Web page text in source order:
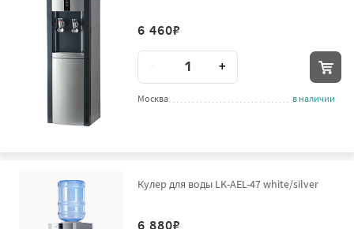
6 460₽
Количество
+
Москва в наличии
Кулер для воды LK-AEL-47 white/silver
6 880₽